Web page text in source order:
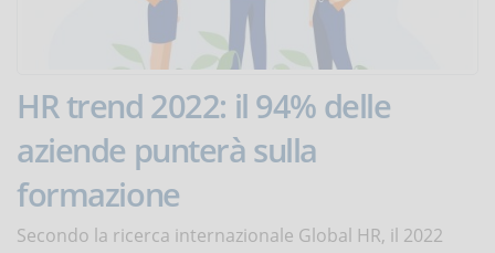
HR trend 2022: il 94% delle
aziende punterà sulla
formazione
Secondo la ricerca internazionale Global HR, il 2022